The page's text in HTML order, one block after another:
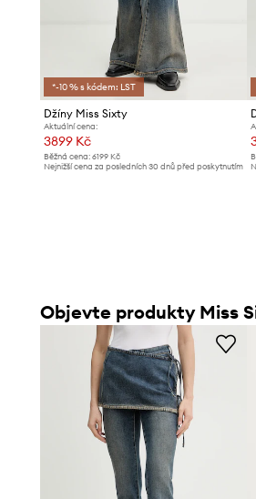
*-10 % s kódem: LST
Džíny Miss Sixty
Aktuální cena:
3899 Kč
Běžná cena: 6199 Kč
Nejnižší cena za posledních 30 dnů před poskytnutím
Objevte produkty Miss